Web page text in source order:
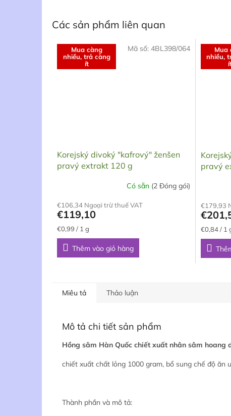
Các sản phẩm liên quan
Mua càng
nhiều, trả càng
ít
Korejský divoký "kafrový" ženšen
pravý extrakt 120 g
trung
bình
của
sản
phẩm
sao.
Có sẵn (2 Đóng gói)
€106,34 Ngoại trừ thuế VAT
€119,10
Giá
đo
lường:
€0,99 / 1 g
Thêm vào giỏ hàng
Mã số: 4BL398/064
Mua
nhiều,
pravý
trung
bình
của
sản
phẩm
€179,93
Giá
đo
lường:
€0,84 / 1
Miêu tả Thảo luận
Mô tả chi tiết sản phẩm
Hồng sâm Hàn Quốc chiết xuất nhân sâm hoang
chiết xuất chất lỏng 1000 gram, bổ sung chế độ ăn
Thành phần và mô tả: